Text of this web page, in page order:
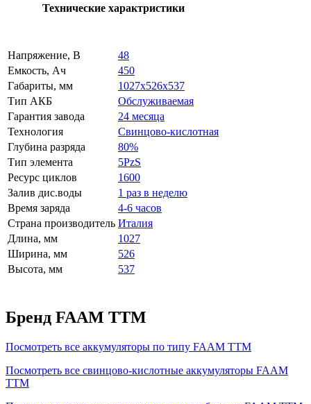
Технические характристики
Напряжение, В
48
Емкость, Ач
450
Габариты, мм
1027x526x537
Тип АКБ
Обслуживаемая
Гарантия завода
24 месяца
Технология
Свинцово-кислотная
Глубина разряда
80%
Тип элемента
5PzS
Ресурс циклов
1600
Залив дис.воды
1 раз в неделю
Время заряда
4-6 часов
Страна производитель Италия
Длина, мм
1027
Ширина, мм
526
Высота, мм
537
Бренд FAAM TTM
Посмотреть все аккумуляторы по типу FAAM TTM
Посмотреть все свинцово-кислотные аккумуляторы FAAM
TTM